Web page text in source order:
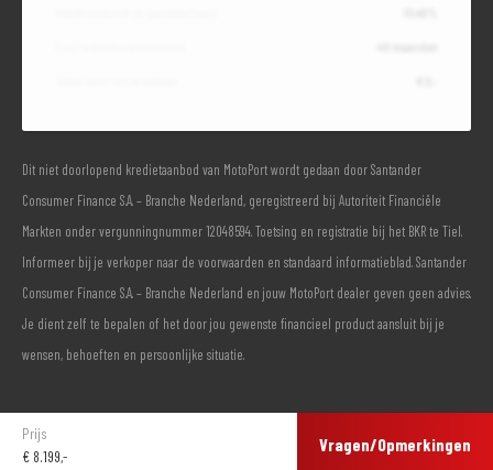
Dit niet doorlopend kredietaanbod van MotoPort wordt gedaan door Santander
Consumer Finance S.A. – Branche Nederland, geregistreerd bij Autoriteit Financiële
Markten onder vergunningnummer 12048594. Toetsing en registratie bij het BKR te Tiel.
Informeer bij je verkoper naar de voorwaarden en standaard informatieblad. Santander
Consumer Finance S.A. – Branche Nederland en jouw MotoPort dealer geven geen advies.
Je dient zelf te bepalen of het door jou gewenste financieel product aansluit bij je
wensen, behoeften en persoonlijke situatie.
Prijs
€ 8.199,-
Vragen/Opmerkingen